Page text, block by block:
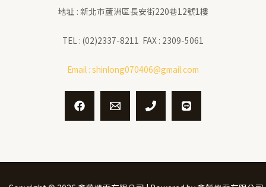
地址 : 新北市蘆洲區長安街220巷12號1樓
TEL : (02)2337-8211 FAX : 2309-5061
Email : shinlong070406@gmail.com